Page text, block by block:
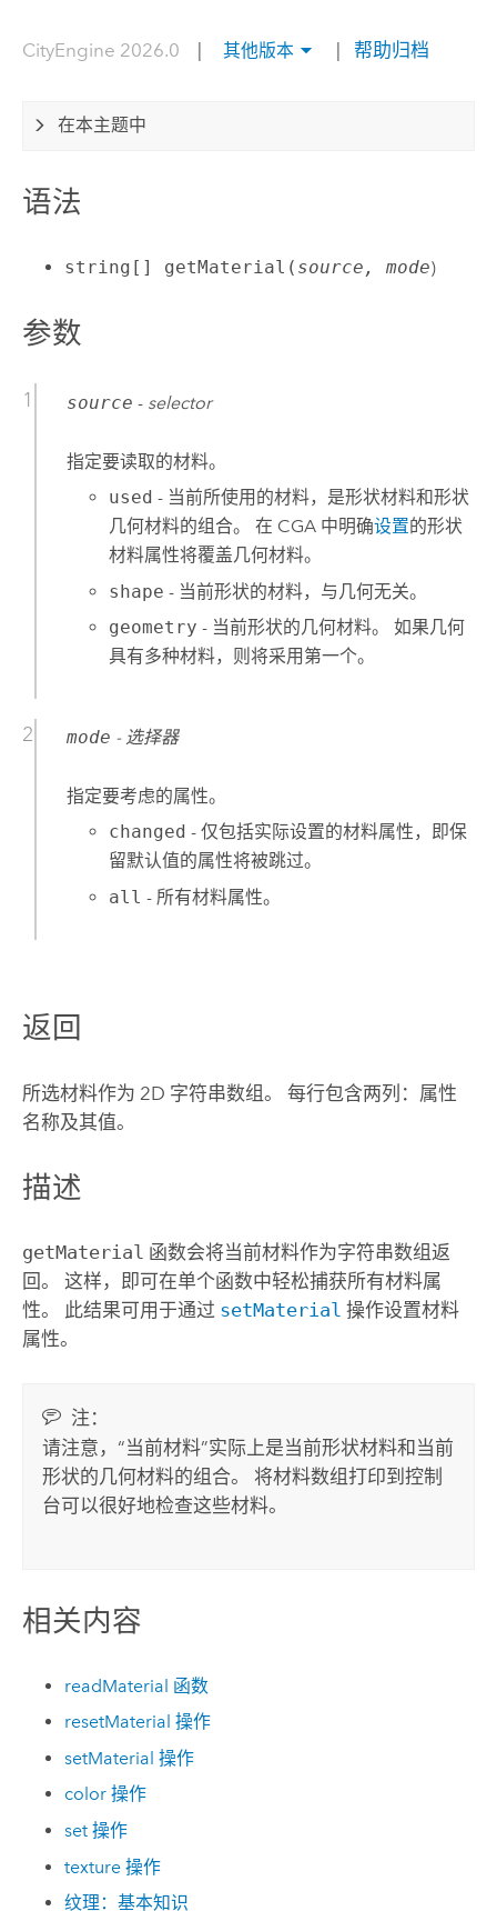
CityEngine 2026.0 | 其他版本 | 帮助归档
在本主题中
语法
string[] getMaterial( source, mode)
参数
source - selector
指定要读取的材料。
used - 当前所使用的材料，是形状材料和形状
几何材料的组合。 在 CGA 中明确设置的形状
材料属性将覆盖几何材料。
shape - 当前形状的材料，与几何无关。
geometry - 当前形状的几何材料。 如果几何
具有多种材料，则将采用第一个。
mode - 选择器
指定要考虑的属性。
changed - 仅包括实际设置的材料属性，即保
留默认值的属性将被跳过。
all - 所有材料属性。
返回
所选材料作为 2D 字符串数组。 每行包含两列：属性
名称及其值。
描述
getMaterial 函数会将当前材料作为字符串数组返
回。 这样，即可在单个函数中轻松捕获所有材料属
性。 此结果可用于通过 setMaterial 操作设置材料
属性。
注：
请注意，“当前材料”实际上是当前形状材料和当前
形状的几何材料的组合。 将材料数组打印到控制
台可以很好地检查这些材料。
相关内容
readMaterial 函数
resetMaterial 操作
setMaterial 操作
color 操作
set 操作
texture 操作
纹理：基本知识